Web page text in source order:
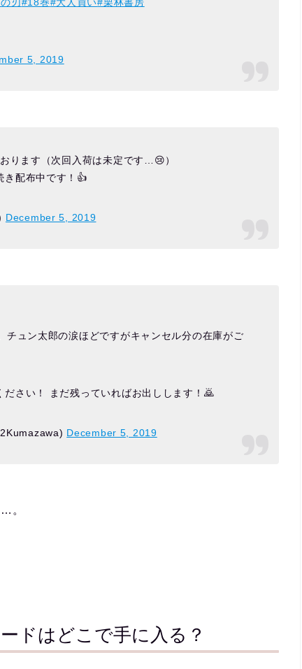
刃#18巻#大人買い#栗林書房
5, 2019
ります（次回入荷は未定です…😢）
き配布中です！👍
December 5, 2019
チュン太郎の涙ほどですがキャンセル分の在庫がご
さい！ まだ残っていればお出しします！🙇
December 5, 2019
。
ドはどこで手に入る？